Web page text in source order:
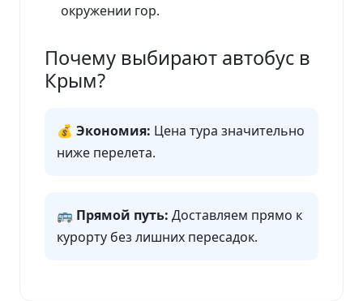
окружении гор.
Почему выбирают автобус в
Крым?
💰 Экономия: Цена тура значительно
ниже перелета.
🚌 Прямой путь: Доставляем прямо к
курорту без лишних пересадок.